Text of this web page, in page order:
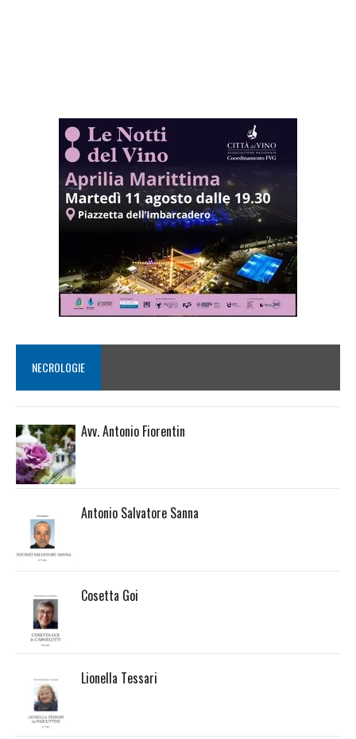
NECROLOGIE
Avv. Antonio Fiorentin
Antonio Salvatore Sanna
Cosetta Goi
Lionella Tessari